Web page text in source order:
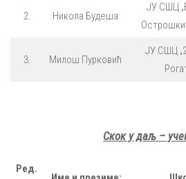
2. Никола Будеша
ЈУ СШЦ
3. Милош Пурковић
ЈУ СШЦ
Скок у даљ –
Ред.